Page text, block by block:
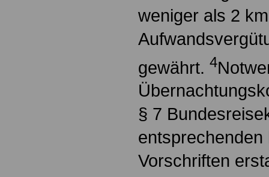
weniger als 2
gewährt. 4
§ 7
Vorschriften